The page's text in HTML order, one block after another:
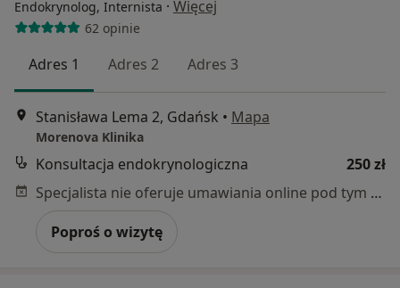
Endokrynolog, Internista · Więcej
62 opinie
Adres 1 Adres 2 Adres 3
Stanisława Lema 2, Gdańsk • Mapa
Morenova Klinika
Konsultacja endokrynologiczna
250 zł
Specjalista nie oferuje umawiania online pod tym adresem.
Poproś o wizytę